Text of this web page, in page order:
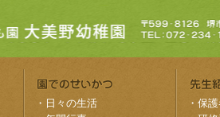
・ 日々の生活
・ 保